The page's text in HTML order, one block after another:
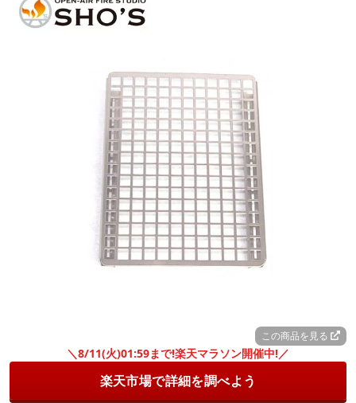
この商品を見る
＼8/11(火)01:59まで!楽天マラソン開催中!／
楽天市場で詳細を調べよう